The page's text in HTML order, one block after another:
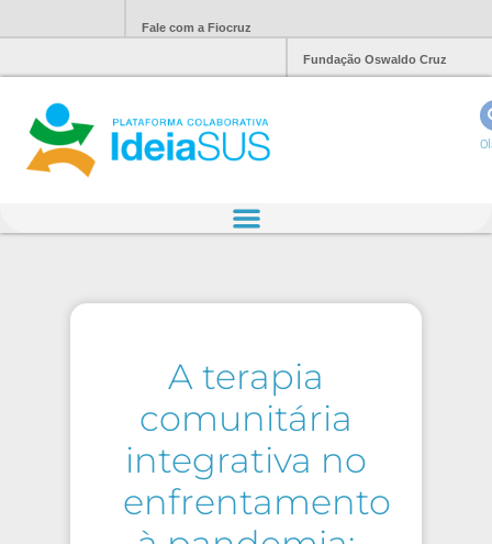
Fale com a Fiocruz
Fundação Oswaldo Cruz
A terapia
comunitária
integrativa no
enfrentamento